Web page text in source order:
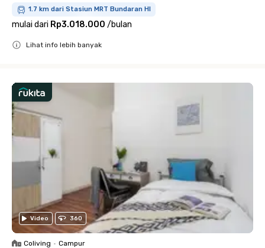
1.7 km dari Stasiun MRT Bundaran HI
mulai dari Rp3.018.000 /bulan
Lihat info lebih banyak
Video 360
Coliving • Campur